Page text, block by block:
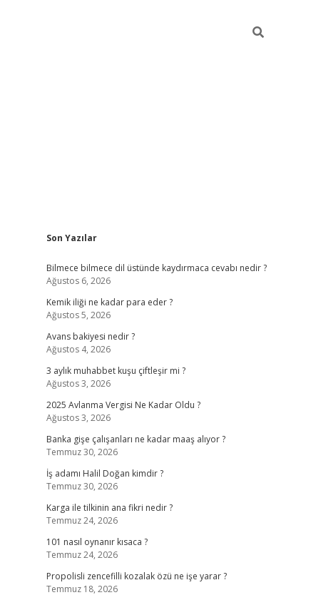
Sidebar
Son Yazılar
Bilmece bilmece dil üstünde kaydırmaca cevabı nedir ?
Ağustos 6, 2026
Kemik iliği ne kadar para eder ?
Ağustos 5, 2026
Avans bakiyesi nedir ?
Ağustos 4, 2026
3 aylık muhabbet kuşu çiftleşir mi ?
Ağustos 3, 2026
2025 Avlanma Vergisi Ne Kadar Oldu ?
Ağustos 3, 2026
Banka gişe çalışanları ne kadar maaş alıyor ?
Temmuz 30, 2026
İş adamı Halil Doğan kimdir ?
Temmuz 30, 2026
Karga ile tilkinin ana fikri nedir ?
Temmuz 24, 2026
101 nasıl oynanır kısaca ?
Temmuz 24, 2026
Propolisli zencefilli kozalak özü ne işe yarar ?
Temmuz 18, 2026